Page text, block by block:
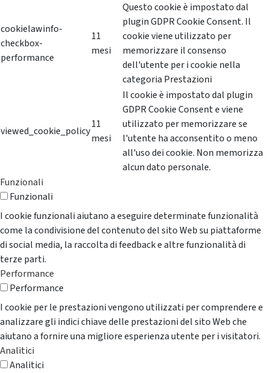
cookielawinfo-
checkbox-
performance
11
mesi
Questo cookie è impostato dal
plugin GDPR Cookie Consent. Il
cookie viene utilizzato per
memorizzare il consenso
dell'utente per i cookie nella
categoria Prestazioni
viewed_cookie_policy
11
mesi
Il cookie è impostato dal plugin
GDPR Cookie Consent e viene
utilizzato per memorizzare se
l'utente ha acconsentito o meno
all'uso dei cookie. Non memorizza
alcun dato personale.
Funzionali
Funzionali
I cookie funzionali aiutano a eseguire determinate funzionalità
come la condivisione del contenuto del sito Web su piattaforme
di social media, la raccolta di feedback e altre funzionalità di
terze parti.
Performance
Performance
I cookie per le prestazioni vengono utilizzati per comprendere e
analizzare gli indici chiave delle prestazioni del sito Web che
aiutano a fornire una migliore esperienza utente per i visitatori.
Analitici
Analitici